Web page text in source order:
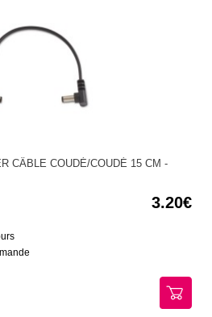
CÂBLE COUDÉ/COUDÉ 15 CM -
3.20